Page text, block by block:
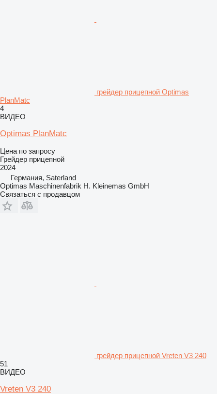
грейдер прицепной Optimas
PlanMatc
4
ВИДЕО
Optimas PlanMatc
Цена по запросу
Грейдер прицепной
2024
Германия, Saterland
Optimas Maschinenfabrik H. Kleinemas GmbH
Связаться с продавцом
грейдер прицепной Vreten V3 240
51
ВИДЕО
Vreten V3 240